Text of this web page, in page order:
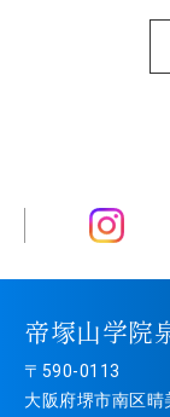
帝塚山学院
〒590-0113
大阪府堺市南区